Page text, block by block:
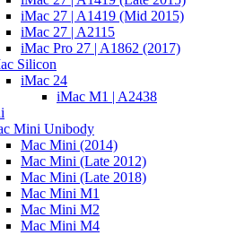
iMac 27 | A1419 (Mid 2015)
iMac 27 | A2115
iMac Pro 27 | A1862 (2017)
Silicon
iMac 24
iMac M1 | A2438
Mini Unibody
Mac Mini (2014)
Mac Mini (Late 2012)
Mac Mini (Late 2018)
Mac Mini M1
Mac Mini M2
Mac Mini M4